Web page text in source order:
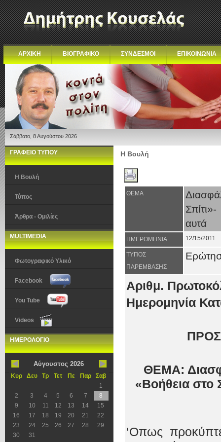
ΑΡΧΙΚΗ ΒΙΟΓΡΑΦΙΚΟ ΣΥΝΔΕΣΜΟΙ ΕΠΙΚΟΙΝΩΝΙΑ
Σάββατο, 8 Αυγούστου 2026
ΓΡΑΦΕΙΟ ΤΥΠΟΥ
Η Βουλή
Τύπος
Άρθρα - Ομιλίες
MULTIMEDIA
Φωτογραφικό Υλικό
Facebook
You Tube
Videos
ΗΜΕΡΟΛΟΓΙΟ
Αύγουστος 2026
Κυρ Δευ Τρ Τετ Πε Παρ
Σαβ
1
2
3 4 5 6 7
8
9
10 11 12 13 14
15
16
17 18 19 20 21
22
23
24 25 26 27 28
29
30
31
Η Βουλή
ΘΕΜΑ
αυτά
ΗΜΕΡΟΜΗΝΙΑ 12/15/2011
ΤΥΠΟΣ
ΠΑΡΕΜΒΑΣΗΣ
Αριθμ.
Ημερομηνία
ΘΕΜΑ:
«Βοήθεια στο
‘Οπως